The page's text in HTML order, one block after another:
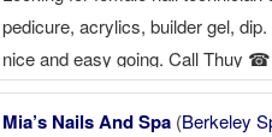
pedicure, acrylics, builder gel,
nice and easy going. Call Thuy
Mia’s Nails And Spa (Berkeley